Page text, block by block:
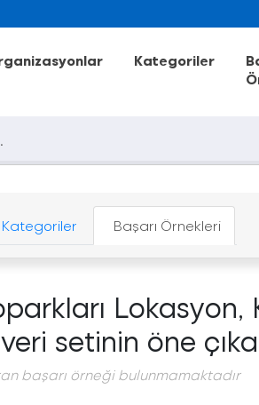
Kategoriler
Kategoriler Başarı Örnekleri
Lokasyon,
setinin öne
başarı örneği bulunmamaktadır